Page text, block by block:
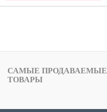
САМЫЕ ПРОДАВАЕМЫЕ
ТОВАРЫ